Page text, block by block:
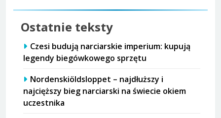
Ostatnie teksty
Czesi budują narciarskie imperium: kupują
legendy biegówkowego sprzętu
Nordenskiöldsloppet – najdłuższy i
najcięższy bieg narciarski na świecie okiem
uczestnika